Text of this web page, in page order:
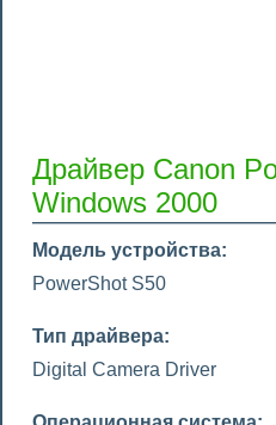
Драйвер Canon
Windows 2000
Модель устройства:
PowerShot S50
Тип драйвера:
Digital Camera Driver